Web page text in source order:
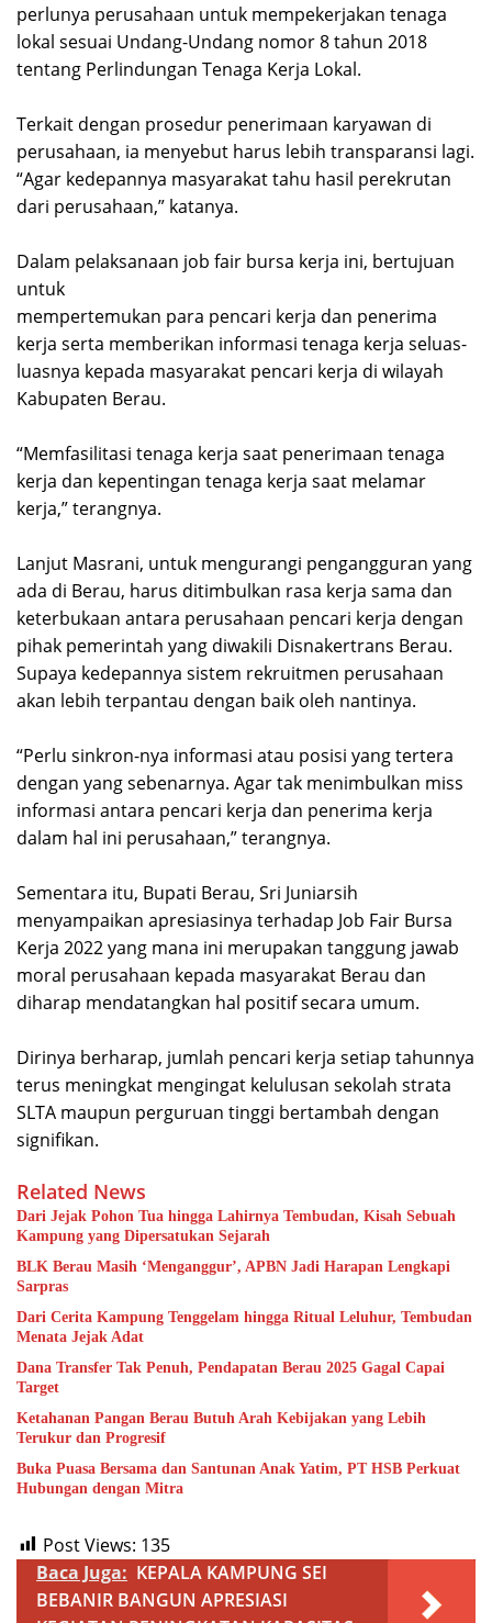
perlunya perusahaan untuk mempekerjakan tenaga
lokal sesuai Undang-Undang nomor 8 tahun 2018
tentang Perlindungan Tenaga Kerja Lokal.
Terkait dengan prosedur penerimaan karyawan di
perusahaan, ia menyebut harus lebih transparansi lagi.
“Agar kedepannya masyarakat tahu hasil perekrutan
dari perusahaan,” katanya.
Dalam pelaksanaan job fair bursa kerja ini, bertujuan
untuk
mempertemukan para pencari kerja dan penerima
kerja serta memberikan informasi tenaga kerja seluas-
luasnya kepada masyarakat pencari kerja di wilayah
Kabupaten Berau.
“Memfasilitasi tenaga kerja saat penerimaan tenaga
kerja dan kepentingan tenaga kerja saat melamar
kerja,” terangnya.
Lanjut Masrani, untuk mengurangi pengangguran yang
ada di Berau, harus ditimbulkan rasa kerja sama dan
keterbukaan antara perusahaan pencari kerja dengan
pihak pemerintah yang diwakili Disnakertrans Berau.
Supaya kedepannya sistem rekruitmen perusahaan
akan lebih terpantau dengan baik oleh nantinya.
“Perlu sinkron-nya informasi atau posisi yang tertera
dengan yang sebenarnya. Agar tak menimbulkan miss
informasi antara pencari kerja dan penerima kerja
dalam hal ini perusahaan,” terangnya.
Sementara itu, Bupati Berau, Sri Juniarsih
menyampaikan apresiasinya terhadap Job Fair Bursa
Kerja 2022 yang mana ini merupakan tanggung jawab
moral perusahaan kepada masyarakat Berau dan
diharap mendatangkan hal positif secara umum.
Dirinya berharap, jumlah pencari kerja setiap tahunnya
terus meningkat mengingat kelulusan sekolah strata
SLTA maupun perguruan tinggi bertambah dengan
signifikan.
Related News
Dari Jejak Pohon Tua hingga Lahirnya Tembudan, Kisah Sebuah
Kampung yang Dipersatukan Sejarah
BLK Berau Masih ‘Menganggur’, APBN Jadi Harapan Lengkapi
Sarpras
Dari Cerita Kampung Tenggelam hingga Ritual Leluhur, Tembudan
Menata Jejak Adat
Dana Transfer Tak Penuh, Pendapatan Berau 2025 Gagal Capai
Target
Ketahanan Pangan Berau Butuh Arah Kebijakan yang Lebih
Terukur dan Progresif
Buka Puasa Bersama dan Santunan Anak Yatim, PT HSB Perkuat
Hubungan dengan Mitra
Post Views: 135
Baca Juga: KEPALA KAMPUNG SEI
BEBANIR BANGUN APRESIASI